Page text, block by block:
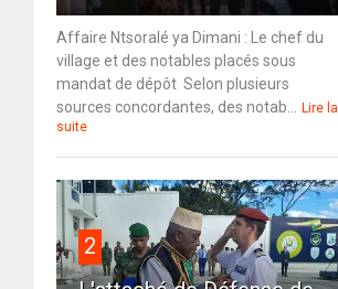
Affaire Ntsoralé ya Dimani : Le chef du
village et des notables placés sous
mandat de dépôt Selon plusieurs
sources concordantes, des notab...
Lire la
suite
2